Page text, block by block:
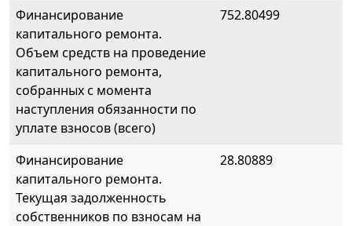
Финансирование
капитального ремонта.
Объем средств на проведение
капитального ремонта,
собранных с момента
наступления обязанности по
уплате взносов (всего)
752.80499
Финансирование
капитального ремонта.
Текущая задолженность
собственников по взносам на
28.80889